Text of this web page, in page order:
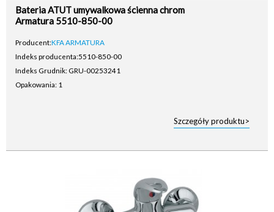
Bateria ATUT umywalkowa ścienna chrom
Armatura 5510-850-00
Producent:KFA ARMATURA
Indeks producenta:5510-850-00
Indeks Grudnik: GRU-00253241
Opakowania: 1
Szczegóły produktu>